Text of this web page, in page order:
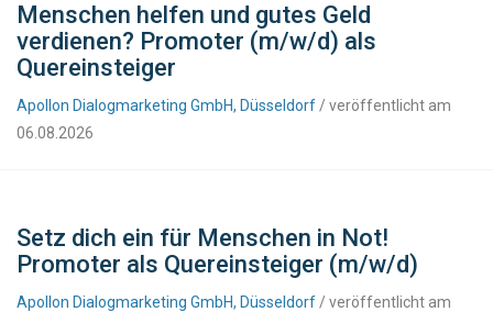
Menschen helfen und gutes Geld
verdienen? Promoter (m/w/d) als
Quereinsteiger
Apollon Dialogmarketing GmbH, Düsseldorf / veröffentlicht am
06.08.2026
Setz dich ein für Menschen in Not!
Promoter als Quereinsteiger (m/w/d)
Apollon Dialogmarketing GmbH, Düsseldorf / veröffentlicht am